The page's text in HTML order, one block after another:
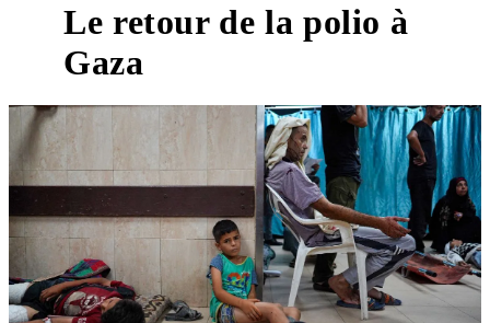
Le retour de la polio à
Gaza